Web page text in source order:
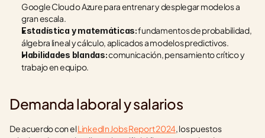
Google Cloud o Azure para entrenar y desplegar modelos a
gran escala.
Estadística y matemáticas: fundamentos de probabilidad,
álgebra lineal y cálculo, aplicados a modelos predictivos.
Habilidades blandas: comunicación, pensamiento crítico y
trabajo en equipo.
Demanda laboral y salarios
De acuerdo con el LinkedIn Jobs Report 2024, los puestos